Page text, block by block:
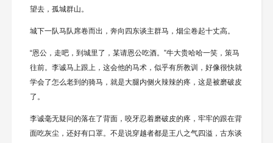
望去，孤城群山。
城下一队马队席卷而出，奔向四东谈主群马，烟尘卷起十丈高。
“恩公，走吧，到城里了，某请恩公吃酒。”牛大贵哈哈一笑，策马
往前。李诚马上跟上，这会他的马术，似乎有所教训，好像很快就
学会了怎么老到的骑马，就是大腿内侧火辣辣的疼，这是被磨破皮
了。
李诚毫无疑问的落在了背面，咬牙忍着磨破皮的疼，牢牢的跟在背
面吃灰尘，还好有口罩。不是说穿越者都是王八之气四溢，古东谈